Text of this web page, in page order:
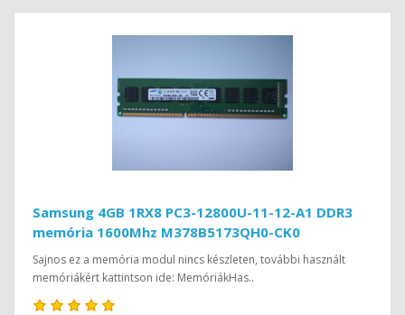
Samsung 4GB 1RX8 PC3-12800U-11-12-A1 DDR3
memória 1600Mhz M378B5173QH0-CK0
Sajnos ez a memória modul nincs készleten, további használt
memóriákért kattintson ide: MemóriákHas..